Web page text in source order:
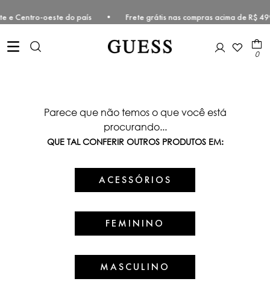
e Centro-oeste do país • Frete grátis nas compras acima
0
Parece que não temos o que você está
procurando...
QUE TAL CONFERIR OUTROS PRODUTOS EM:
ACESSÓRIOS
FEMININO
MASCULINO